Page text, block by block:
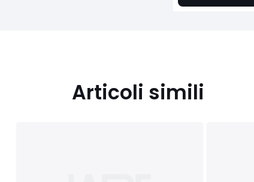
Articoli simili